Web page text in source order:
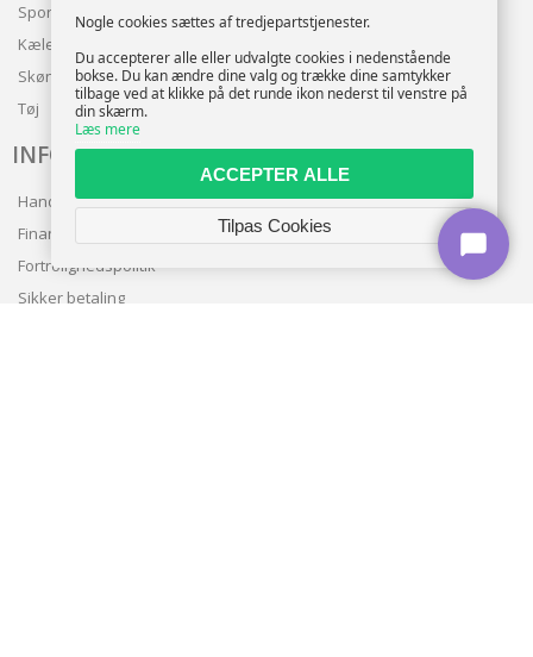
Sport
Kæledyr
Skønhed
Tøj
INFO
Handelsbetingelser
Finansering
Fortrolighedspolitik
Sikker betaling
Nogle cookies sættes af tredjepartstjenester.
Du accepterer alle eller udvalgte cookies i nedenstående
bokse. Du kan ændre dine valg og trække dine samtykker
tilbage ved at klikke på det runde ikon nederst til venstre på
din skærm.
Læs mere
ACCEPTER ALLE
Tilpas Cookies